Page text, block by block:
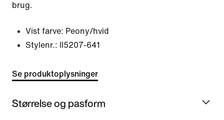
brug.
Vist farve: Peony/hvid
Stylenr.:
II5207-641
Se produktoplysninger
Størrelse og pasform